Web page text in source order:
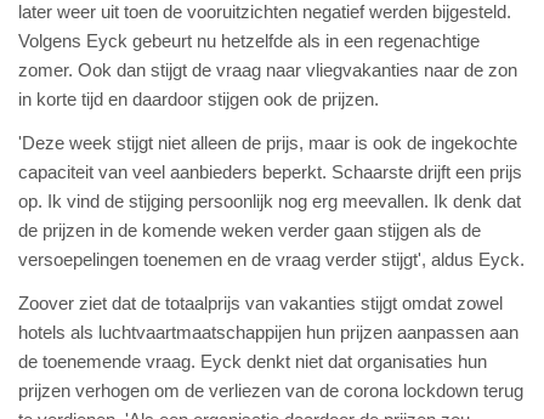
later weer uit toen de vooruitzichten negatief werden bijgesteld.
Volgens Eyck gebeurt nu hetzelfde als in een regenachtige
zomer. Ook dan stijgt de vraag naar vliegvakanties naar de zon
in korte tijd en daardoor stijgen ook de prijzen.
'Deze week stijgt niet alleen de prijs, maar is ook de ingekochte
capaciteit van veel aanbieders beperkt. Schaarste drijft een prijs
op. Ik vind de stijging persoonlijk nog erg meevallen. Ik denk dat
de prijzen in de komende weken verder gaan stijgen als de
versoepelingen toenemen en de vraag verder stijgt', aldus Eyck.
Zoover ziet dat de totaalprijs van vakanties stijgt omdat zowel
hotels als luchtvaartmaatschappijen hun prijzen aanpassen aan
de toenemende vraag. Eyck denkt niet dat organisaties hun
prijzen verhogen om de verliezen van de corona lockdown terug